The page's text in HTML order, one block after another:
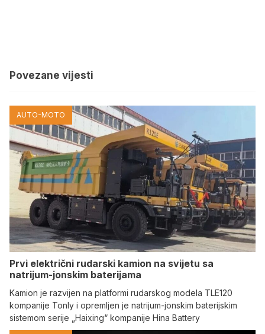
Povezane vijesti
AUTO-MOTO
Prvi električni rudarski kamion na svijetu sa
natrijum-jonskim baterijama
Kamion je razvijen na platformi rudarskog modela TLE120
kompanije Tonly i opremljen je natrijum-jonskim baterijskim
sistemom serije „Haixing“ kompanije Hina Battery